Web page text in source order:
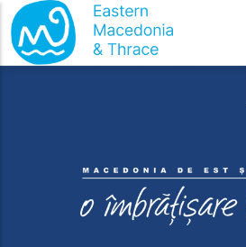
Sari la conținutul principal